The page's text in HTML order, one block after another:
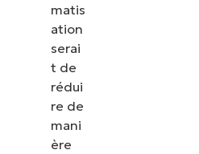
matis
ation
serai
t de
rédui
re de
mani
ère